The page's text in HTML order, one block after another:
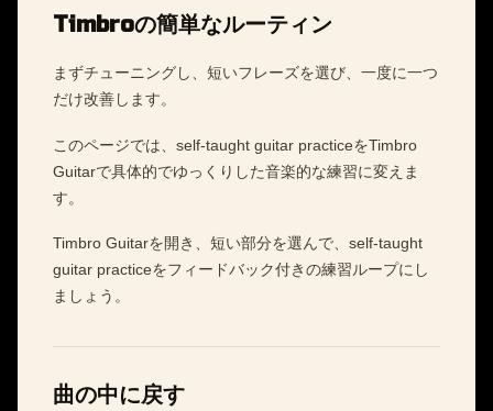
Timbroの簡単なルーティン
まずチューニングし、短いフレーズを選び、一度に一つ
だけ改善します。
このページでは、self-taught guitar practiceをTimbro
Guitarで具体的でゆっくりした音楽的な練習に変えま
す。
Timbro Guitarを開き、短い部分を選んで、self-taught
guitar practiceをフィードバック付きの練習ループにし
ましょう。
曲の中に戻す